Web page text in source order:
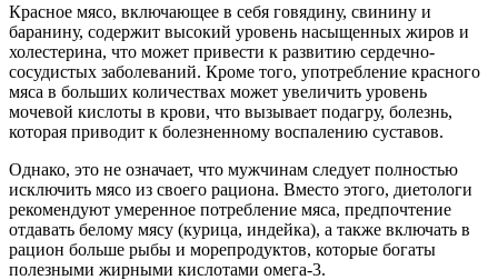
Красное мясо, включающее в себя говядину, свинину и
баранину, содержит высокий уровень насыщенных жиров и
холестерина, что может привести к развитию сердечно-
сосудистых заболеваний. Кроме того, употребление красного
мяса в больших количествах может увеличить уровень
мочевой кислоты в крови, что вызывает подагру, болезнь,
которая приводит к болезненному воспалению суставов.
Однако, это не означает, что мужчинам следует полностью
исключить мясо из своего рациона. Вместо этого, диетологи
рекомендуют умеренное потребление мяса, предпочтение
отдавать белому мясу (курица, индейка), а также включать в
рацион больше рыбы и морепродуктов, которые богаты
полезными жирными кислотами омега-3.